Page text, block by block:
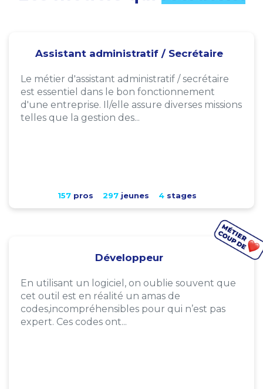
Assistant administratif / Secrétaire
Le métier d'assistant administratif / secrétaire
est essentiel dans le bon fonctionnement
d'une entreprise. Il/elle assure diverses missions
telles que la gestion des...
157pros 297jeunes 4stages
Développeur
En utilisant un logiciel, on oublie souvent que
cet outil est en réalité un amas de
codes,incompréhensibles pour qui n’est pas
expert. Ces codes ont...